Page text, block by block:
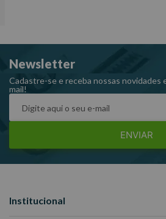
Newsletter
Cadastre-se e receba nossas novidades
mail!
ENVIAR
Institucional